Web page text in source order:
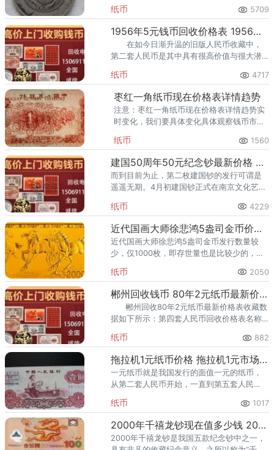
分厂改为云南造币厂，自行铸币。因铸料不
足，乃专铸半开银币。
纸币 5709
1956年5元钱币回收价格表 1956年5元钱币值多少钱
在如今日渐升温的旧版人民币收藏中，
第二套人民币是其中具有很高价值与很大潜
受关注的品种，也有很多收藏爱好者关注到
这张5元纸币。
纸币 4717
枣红一角纸币现在价格表详情趋势
注意：枣红一角纸币现在价格表详情趋势实
时变化，我们要具体变化具体观察钱币市场
纸币 1560
建国50周年50元纪念钞最新价格 建国钞最新价格表详情
而到目前为止，第二枚建国钞的发行可谓是
遥遥无期。4月初建国钞正式在南京文化艺术
量建国50周年纪念钞入库托管而不再流通，
市场上的货量也由此减少。
纸币 4229
近代国画大师徐悲鸿5盎司金币价格图片
近代国画大师徐悲鸿5盎司金币发行数量较
少，仅1000枚，即存世量也是比较少的，因
纸币 2050
郴州回收钱币 80年2元纸币最新价格表收藏数据
郴州回收80年2元纸币最新价格表收藏数
据如下所示：第四套人民币回收价格表名称
刀)1
纸币 882
拖拉机1元纸币价格 拖拉机1元市场行情
一元纸币就是我国发行的面值一元的纸币，
从第二套人民币开始，一直到第五套人民
且在相当长的一段时间里，一元纸币都是使
用频率最高的品种，而一元纸币的
纸币 1017
2000年千禧龙钞现在值多少钱 2000年千禧龙钞最新价格
2000年千禧龙钞是我国五款纪念钞中之一，